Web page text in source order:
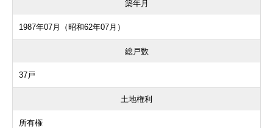
築年月
1987年07月（昭和62年07月）
総戸数
37戸
土地権利
所有権